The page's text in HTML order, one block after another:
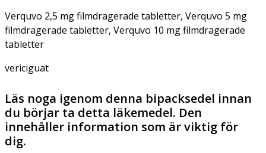
Verquvo 2,5 mg filmdragerade tabletter, Verquvo 5 mg
filmdragerade tabletter, Verquvo 10 mg filmdragerade
tabletter
vericiguat
Läs noga igenom denna bipacksedel innan
du börjar ta detta läkemedel. Den
innehåller information som är viktig för
dig.